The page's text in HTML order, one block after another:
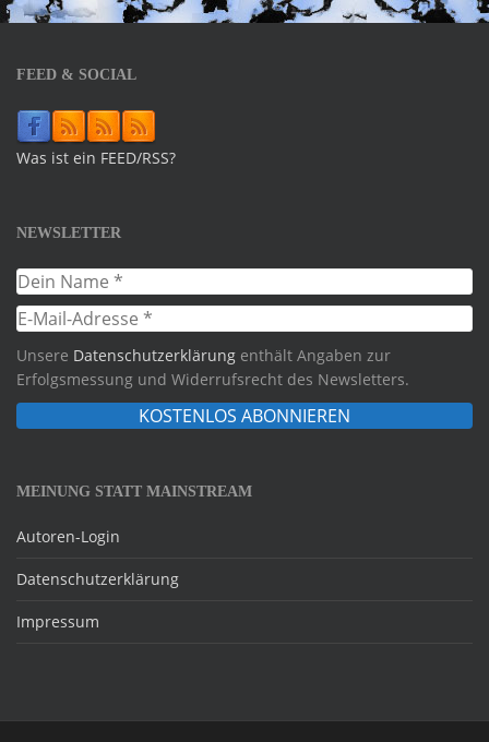
FEED & SOCIAL
Was ist ein FEED/RSS?
NEWSLETTER
Unsere Datenschutzerklärung enthält Angaben zur
Erfolgsmessung und Widerrufsrecht des Newsletters.
MEINUNG STATT MAINSTREAM
Autoren-Login
Datenschutzerklärung
Impressum